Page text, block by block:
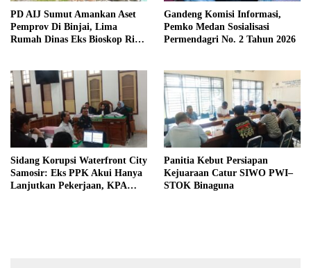
PD AIJ Sumut Amankan Aset
Pemprov Di Binjai, Lima
Rumah Dinas Eks Bioskop Ria
Gandeng Komisi Informasi,
Pemko Medan Sosialisasi
Permendagri No. 2 Tahun 2026
Sidang Korupsi Waterfront City
Samosir: Eks PPK Akui Hanya
Lanjutkan Pekerjaan, KPA
Panitia Kebut Persiapan
Kejuaraan Catur SIWO PWI–
STOK Binaguna